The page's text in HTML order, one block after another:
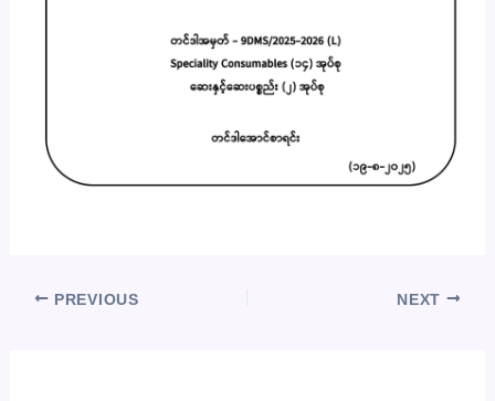
PREVIOUS NEXT